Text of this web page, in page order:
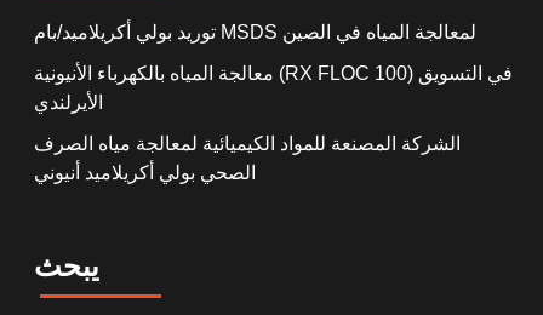
توريد بولي أكريلاميد/بام MSDS لمعالجة المياه في الصين
معالجة المياه بالكهرباء الأنيونية (RX FLOC 100) في التسويق
الأيرلندي
الشركة المصنعة للمواد الكيميائية لمعالجة مياه الصرف
الصحي بولي أكريلاميد أنيوني
يبحث